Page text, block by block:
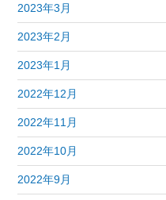
2023年3月
2023年2月
2023年1月
2022年12月
2022年11月
2022年10月
2022年9月